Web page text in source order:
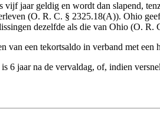
vijf jaar geldig en wordt dan slapend,
(O. R. C. § 2325.18(A)). Ohio
dezelfde als die van Ohio (O. R.
van een tekortsaldo in verband met
6 jaar na de vervaldag, of, indien